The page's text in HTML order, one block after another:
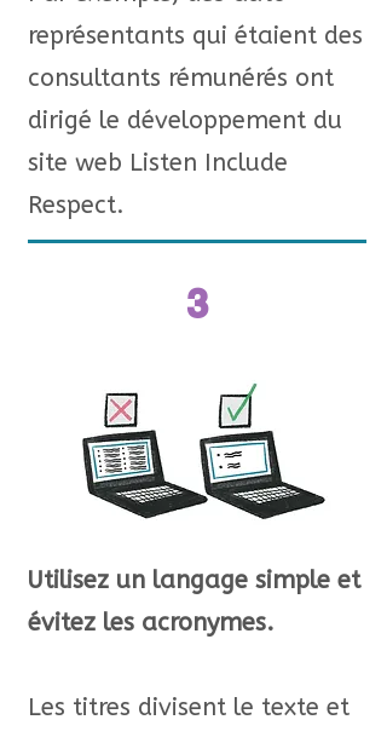
représentants qui étaient des
consultants rémunérés ont
dirigé le développement du
site web Listen Include
Respect.
3
Utilisez un langage simple et
évitez les acronymes.
Les titres divisent le texte et